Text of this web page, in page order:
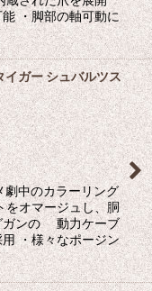
・脚部の軸可動に
ガー シュバルツス
中のカラーリング
をオマージュし、胴
ガンの 動力ケーブ
・様々なポージン